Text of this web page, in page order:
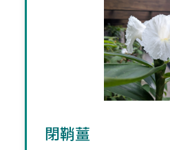
閉鞘薑